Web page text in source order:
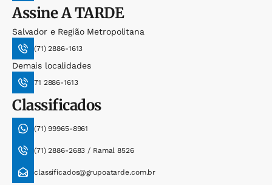
AssineA TARDE
Salvador e Região Metropolitana
(71) 2886-1613
Demais localidades
71 2886-1613
Classificados
(71) 99965-8961
(71) 2886-2683 / Ramal 8526
classificados@grupoatarde.com.br